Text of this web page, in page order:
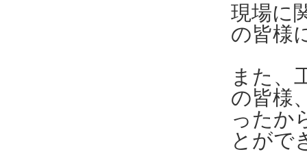
現場に
の皆様
また、
の皆様
ったか
とがで